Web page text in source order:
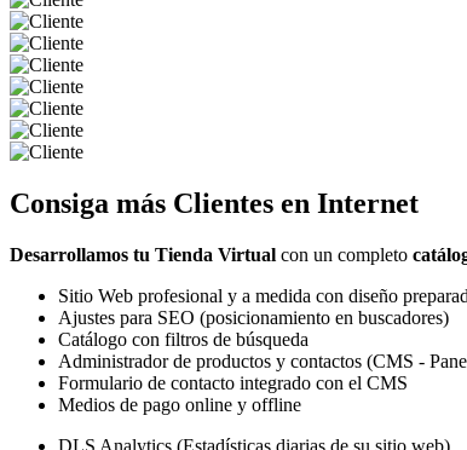
Consiga más Clientes en Internet
Desarrollamos tu Tienda Virtual con un completo
Sitio Web profesional y a medida con diseño
Ajustes para SEO (posicionamiento en buscadores)
Catálogo con filtros de búsqueda
Administrador de productos y contactos (CMS -
Formulario de contacto integrado con el CMS
Medios de pago online y offline